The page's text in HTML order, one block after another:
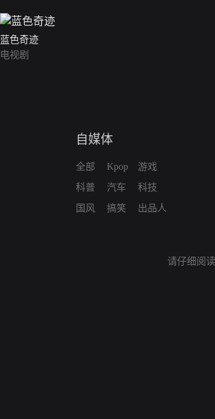
蓝色奇迹
电视剧
自媒体
全部
科普
国风
Kpop
汽车
搞笑
游戏
科技
出品人
请仔细阅读